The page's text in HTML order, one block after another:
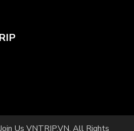
Join Us VNTRIP.VN. All Rights